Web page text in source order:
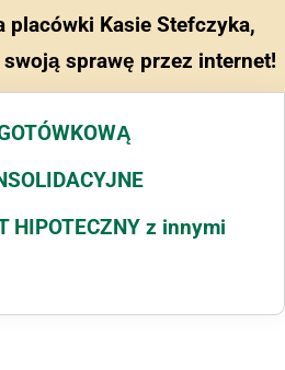
placówki Kasie Stefczyka,
swoją sprawę przez internet!
HIPOTECZNY z innymi